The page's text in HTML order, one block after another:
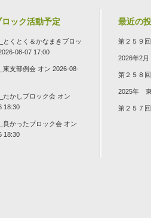
ック活動予定
とくとく＆かなまきブロッ
08-07 17:00
東支部例会 オン 2026-08-
たかしブロック会 オン
18:30
良かったブロック会 オン
18:30
最近の
第２５９
2026年2
第２５８
2025年
第２５７